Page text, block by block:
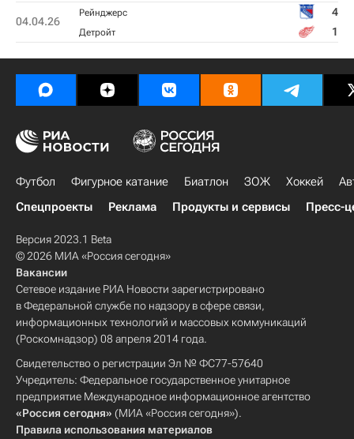
04.04.26
Рейнджерс 4
Детройт 1
Футбол Фигурное катание Биатлон ЗОЖ Хоккей
Спецпроекты
Реклама Продукты и сервисы Пресс-
Версия 2023.1 Beta
© 2026 МИА «Россия сегодня»
Вакансии
Сетевое издание РИА Новости зарегистрировано
в Федеральной службе по надзору в сфере связи,
информационных технологий и массовых коммуникаций
(Роскомнадзор) 08 апреля 2014 года.
Свидетельство о регистрации Эл № ФС77-57640
Учредитель: Федеральное государственное унитарное
предприятие Международное информационное агентство
«Россия сегодня» (МИА «Россия сегодня»).
Правила использования материалов